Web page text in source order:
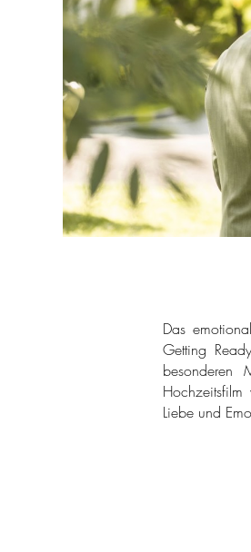
Das
Getting
besonderen
Liebe und